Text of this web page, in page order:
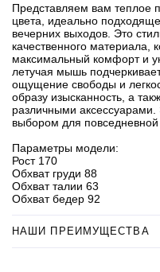
Представляем вам теплое
цвета, идеально
вечерних выходов. Это
качественного материала,
максимальный комфорт и
летучая мышь
ощущение свободы и
образу изысканность, а
различными
выбором для повседневной
Параметры модели:
Рост 170
Обхват груди 88
Обхват талии 63
Обхват бедер 92
НАШИ ПРЕИМУЩЕСТВА